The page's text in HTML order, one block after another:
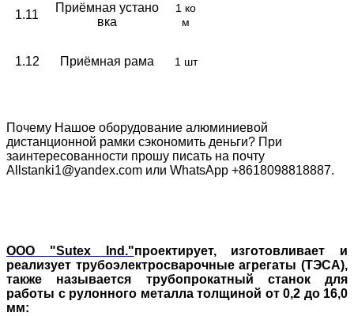
1.11
Приёмная устано
вка
1 ко
м
1.12 Приёмная рама 1 шт
Почему Нашое оборудование алюминиевой
дистанционной рамки сэкономить деньги? При
заинтересованности прошу писать на почту
Allstanki1@yandex.com или WhatsApp +8618098818887.
ООО "Sutex Ind."проектирует, изготовливает и
реализует трубоэлектросварочные агрегаты (ТЭСА),
также называется трубопрокатный станок для
работы с рулонного металла толщиной от 0,2 до 16,0
мм: